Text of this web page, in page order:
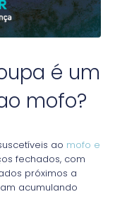
é um
mofo?
ao mofo e
fechados, com
próximos a
acumulando